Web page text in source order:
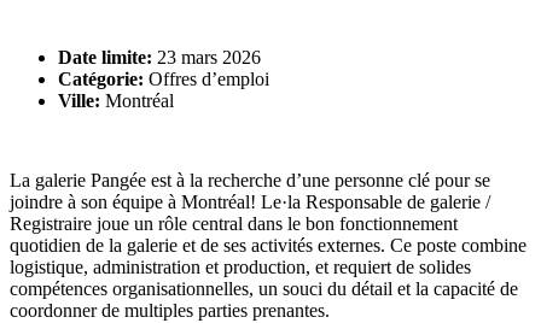
Date limite: 23 mars 2026
Catégorie: Offres d’emploi
Ville: Montréal
La galerie Pangée est à la recherche d’une personne clé pour se
joindre à son équipe à Montréal! Le·la Responsable de galerie /
Registraire joue un rôle central dans le bon fonctionnement
quotidien de la galerie et de ses activités externes. Ce poste combine
logistique, administration et production, et requiert de solides
compétences organisationnelles, un souci du détail et la capacité de
coordonner de multiples parties prenantes.